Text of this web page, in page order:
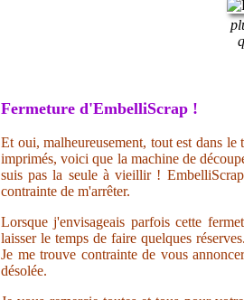
Fermeture d'EmbelliScrap !
Et oui, malheureusement, tout est dans
imprimés, voici que la machine de
suis pas la seule à vieillir !
contrainte de m'arrêter.
Lorsque j'envisageais parfois cette
laisser le temps de faire quelques
Je me trouve contrainte de vous
désolée.